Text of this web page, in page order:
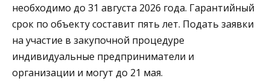
необходимо до 31 августа 2026 года. Гарантийный
срок по объекту составит пять лет. Подать заявки
на участие в закупочной процедуре
индивидуальные предприниматели и
организации и могут до 21 мая.